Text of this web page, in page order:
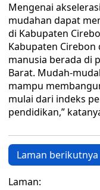
Mengenai
mudahan dapat
di Kabupaten
Kabupaten
manusia berada di
Barat. Mudah-
mampu
mulai dari indeks
pendidikan,”
Laman berikutnya
Laman: